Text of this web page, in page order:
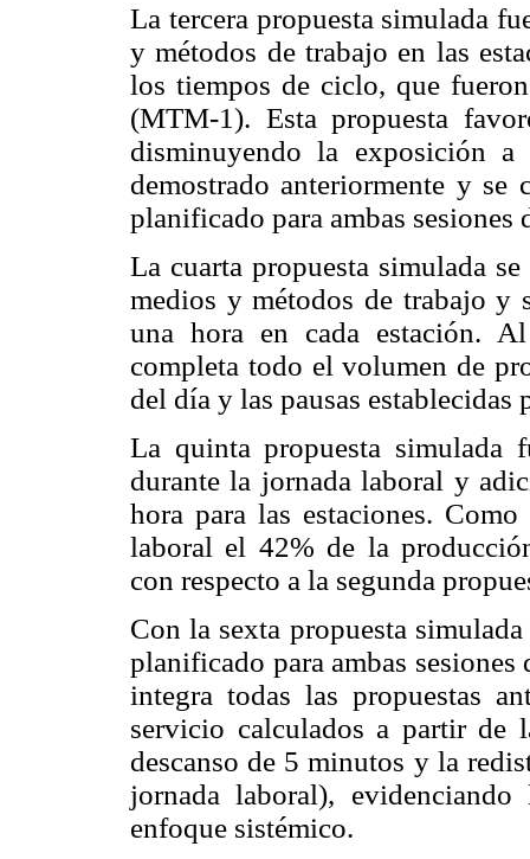
La tercera propuesta simulada
y métodos de trabajo en las
los tiempos de ciclo, que
(MTM-1). Esta propuesta
disminuyendo la exposición
demostrado anteriormente y
planificado para ambas sesiones
La cuarta propuesta simulada
medios y métodos de trabajo y
una hora en cada estación.
completa todo el volumen de
del día y las pausas
La quinta propuesta simulada
durante la jornada laboral y
hora para las estaciones.
laboral el 42% de la
con respecto a la segunda
Con la sexta propuesta
planificado para ambas sesiones
integra todas las propuestas
servicio calculados a partir de
descanso de 5 minutos y la
jornada laboral),
enfoque sistémico.